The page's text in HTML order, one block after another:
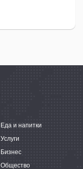
Еда и напитки
Услуги
Бизнес
Общество